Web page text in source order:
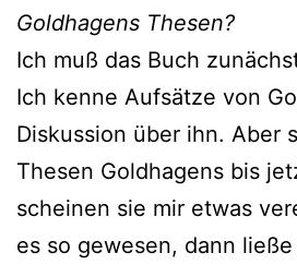
Goldhagens Thesen?
Ich muß das Buch
Ich kenne Aufsätze von
Diskussion über ihn. Aber
Thesen Goldhagens bis
scheinen sie mir etwas
es so gewesen, dann